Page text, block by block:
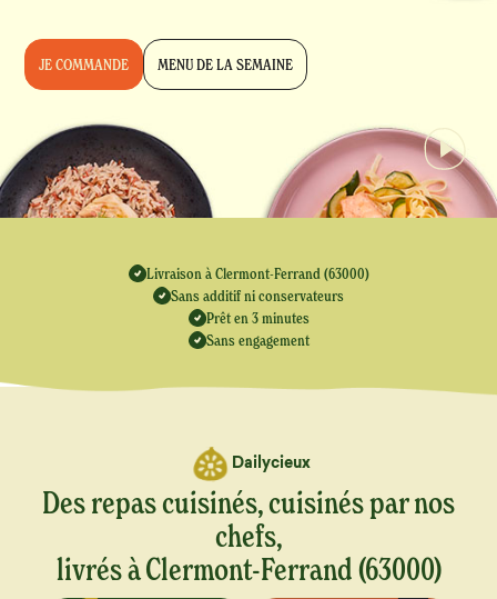
JE COMMANDE MENU DE LA SEMAINE
Livraison à Clermont-Ferrand (63000)
Sans additif ni conservateurs
Prêt en 3 minutes
Sans engagement
Dailycieux
Des repas cuisinés, cuisinés par nos
chefs,
livrés à Clermont-Ferrand (63000)